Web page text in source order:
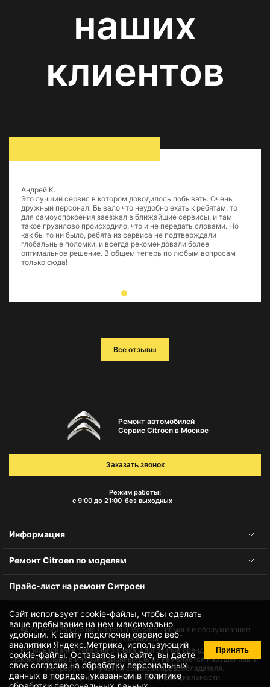
наших
клиентов
Андрей К.
Это лучший сервис в котором доводилось побывать. Очень
дружный персонал. Бывало что неудобно ехать к ребятам, то
для самоуспокоения заезжал в ближайшие сервисы, и там
такое грузилово происходило, что и не передать словами. Но
как бы то ни было, ребята из сервиса не подтверждали
глобальные поломки, и всегда рекомендовали более
оптимальное решение. В общем теперь по любым вопросам
только сюда!
Все отзывы
Сайт использует cookie-файлы, чтобы сделать
ваше пребывание на нем максимально
удобным. К cайту подключен сервис веб-
аналитики Яндекс.Метрика, использующий
cookie-файлы. Оставаясь на сайте, вы даете
своесогласие на обработку персональных
данных в порядке, указанном в политике
Принять
Ремонт автомобилей
Сервис Citroen в Москве
Режим работы:
с 9:00 до 21:00 без выходных
Заказать звонок
Информация
Ремонт Citroen по моделям
Прайс-лист на ремонт Ситроен
© 2010-2026Сервис Citroen в Москве – ремонт и обслуживание
автомобилей
Использование товарного знака и логотипов бренда происходит
исключительно в информационных целях не является нарушением и
не требует получения согласия правообладателя.
Защита данных и политика конфиденциальности.